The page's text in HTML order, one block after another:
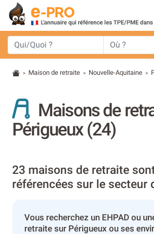
> Maison de retraite > Nouvelle-Aquitaine >
Maisons de
Périgueux (24)
23 maisons de retraite
référencées sur le secteur
Vous recherchez un EHPAD ou
retraite sur Périgueux ou ses